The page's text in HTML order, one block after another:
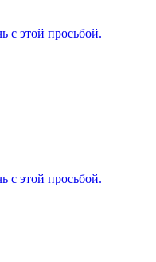
с этой просьбой.
с этой просьбой.